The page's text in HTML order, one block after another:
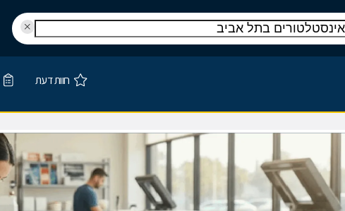
חוות דעת